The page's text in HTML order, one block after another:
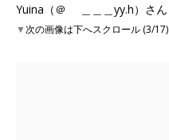
Yuina（＠ ＿＿＿yy.h）さん
▼次の画像は下へスクロール (3/17)